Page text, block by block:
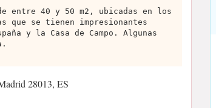
entre 40 y 50 m2, ubicadas en los
que se tienen impresionantes
y la Casa de Campo. Algunas
28013, ES